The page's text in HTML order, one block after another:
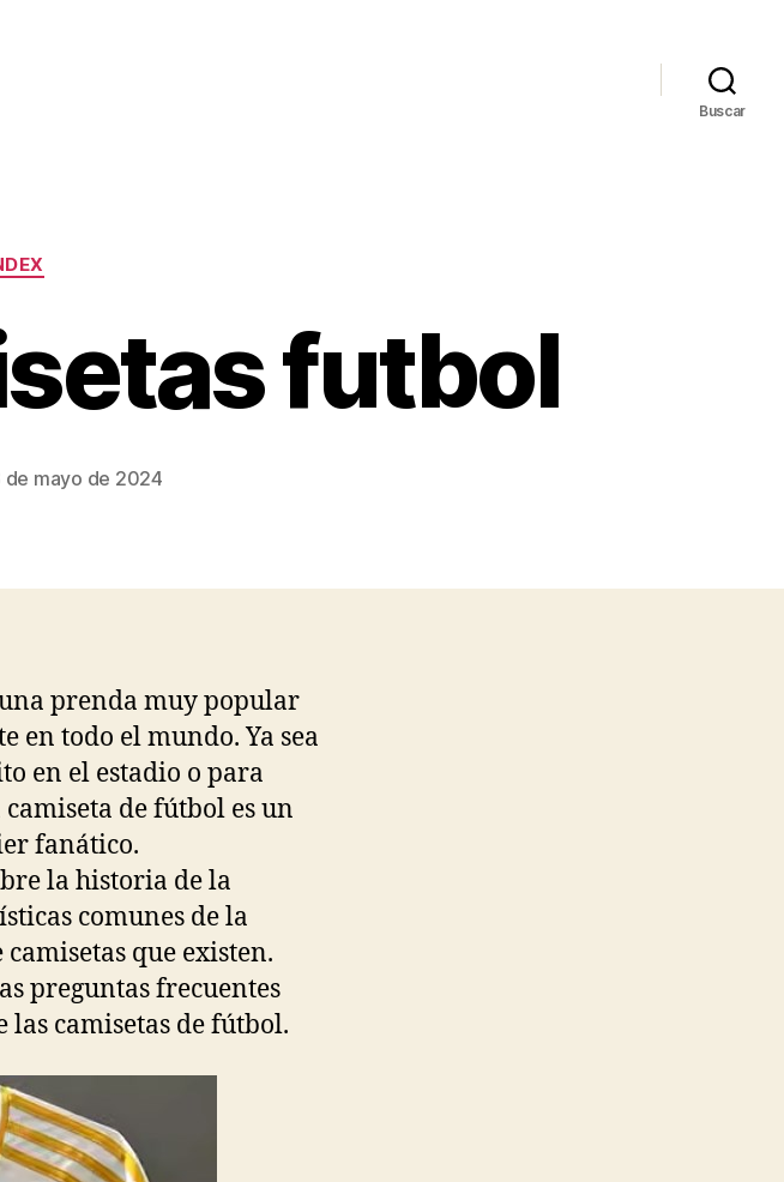
Buscar
futbol
de mayo de 2024
prenda muy popular
en todo el mundo. Ya sea
en el estadio o para
de fútbol es un
fanático.
la historia de la
comunes de la
que existen.
preguntas frecuentes
las camisetas de fútbol.